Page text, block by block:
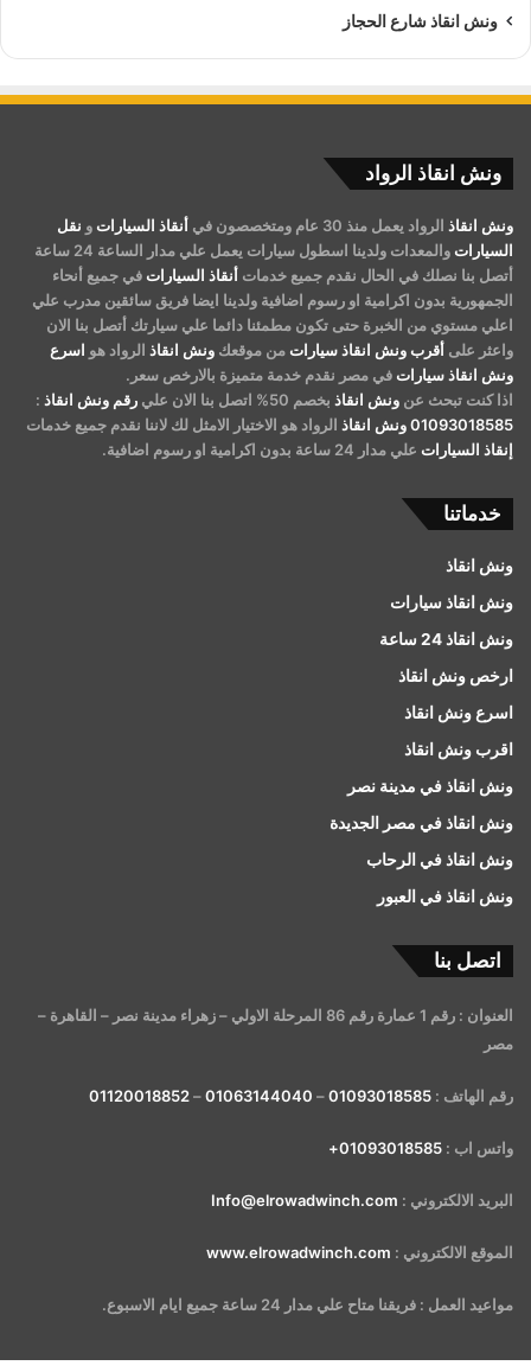
ونش انقاذ شارع الحجاز
ونش انقاذ الرواد
ونش انقاذ الرواد يعمل منذ 30 عام ومتخصصون في أنقاذ السيارات و نقل
السيارات
والمعدات ولدينا اسطول سيارات يعمل علي مدار الساعة 24 ساعة
أتصل بنا نصلك في الحال نقدم جميع خدمات أنقاذ السيارات في جميع أنحاء
الجمهورية بدون اكرامية او رسوم اضافية ولدينا ايضا فريق سائقين مدرب علي
اعلي مستوي من الخبرة حتى تكون مطمئنا دائما علي سيارتك أتصل بنا الان
واعثر على أقرب ونش انقاذ سيارات من موقعك ونش انقاذ الرواد هو اسرع
ونش انقاذ سيارات في مصر نقدم خدمة متميزة بالارخص سعر.
اذا كنت تبحث عن ونش انقاذ بخصم 50% اتصل بنا الان علي رقم ونش انقاذ :
01093018585ونش انقاذ الرواد هو الاختيار الامثل لك لاننا نقدم جميع خدمات
إنقاذ السيارات علي مدار 24 ساعة بدون اكرامية او رسوم اضافية.
خدماتنا
ونش انقاذ
ونش انقاذ سيارات
ونش انقاذ 24 ساعة
ارخص ونش انقاذ
اسرع ونش انقاذ
اقرب ونش انقاذ
ونش انقاذ في مدينة نصر
ونش انقاذ في مصر الجديدة
ونش انقاذ في الرحاب
ونش انقاذ في العبور
اتصل بنا
العنوان : رقم 1 عمارة رقم 86 المرحلة الاولي – زهراء مدينة نصر – القاهرة –
مصر
رقم الهاتف : 01093018585
–
01063144040
–
01120018852
واتس اب : 01093018585+
البريد الالكتروني : Info@elrowadwinch.com
الموقع الالكتروني : www.elrowadwinch.com
مواعيد العمل : فريقنا متاح علي مدار 24 ساعة جميع ايام الاسبوع.